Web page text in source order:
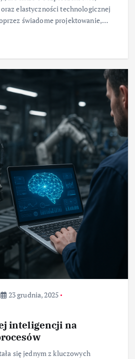
elastyczności technologicznej
świadome projektowanie,…
23 grudnia, 2025
inteligencji na
się jednym z kluczowych